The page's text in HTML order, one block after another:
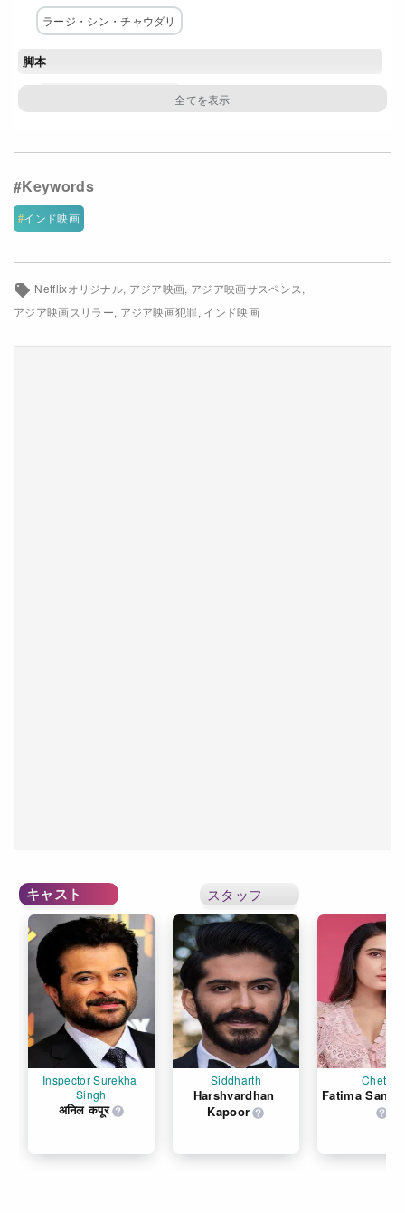
閉じる
ラージ・シン・チャウダリ
脚本
ラージ・シン・チャウダリ
ファーティマー・サナー・シャイク
ムクティ・モーハン
配給
インド映画
Netflixオリジナル アジア映画 アジア映画サスペンス
アジア映画スリラー アジア映画犯罪 インド映画
スタッフ
キャスト
Inspector Surekha
Singh
अनिल कपूर
Siddharth
Harshvardhan
Kapoor
Chetna
Fatima Sana